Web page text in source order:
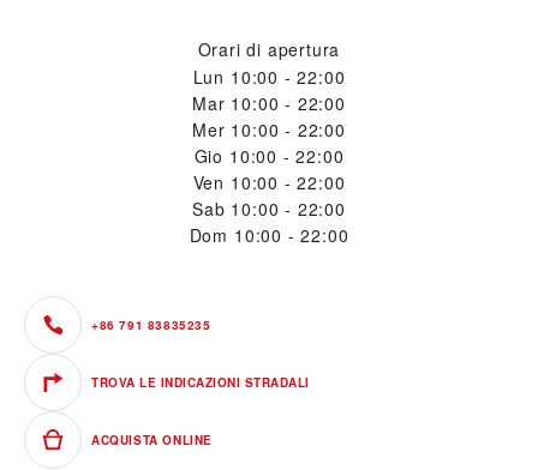
Orari di apertura
Lun 10:00 - 22:00
Mar 10:00 - 22:00
Mer 10:00 - 22:00
Gio 10:00 - 22:00
Ven 10:00 - 22:00
Sab 10:00 - 22:00
Dom 10:00 - 22:00
+86 791 83835235
TROVA LE INDICAZIONI STRADALI
ACQUISTA ONLINE